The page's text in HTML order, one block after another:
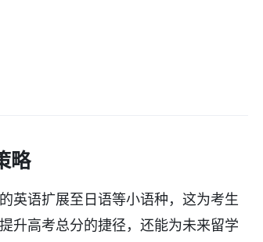
略
英语扩展至日语等小语种，这为考生
升高考总分的捷径，还能为未来留学